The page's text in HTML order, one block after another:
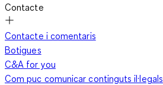
Contacte
Contacte i comentaris
Botigues
C&A for you
Com puc comunicar continguts il·legals